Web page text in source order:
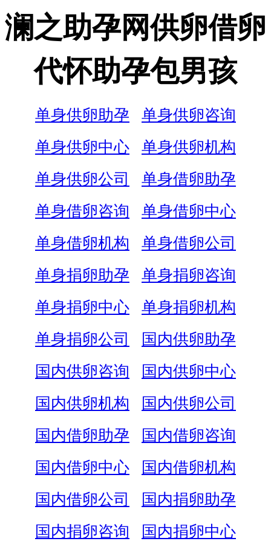
澜之助孕网供卵借卵
代怀助孕包男孩
单身供卵助孕
单身供卵咨询
单身供卵中心
单身供卵机构
单身供卵公司
单身借卵助孕
单身借卵咨询
单身借卵中心
单身借卵机构
单身借卵公司
单身捐卵助孕
单身捐卵咨询
单身捐卵中心
单身捐卵机构
单身捐卵公司
国内供卵助孕
国内供卵咨询
国内供卵中心
国内供卵机构
国内供卵公司
国内借卵助孕
国内借卵咨询
国内借卵中心
国内借卵机构
国内借卵公司
国内捐卵助孕
国内捐卵咨询
国内捐卵中心